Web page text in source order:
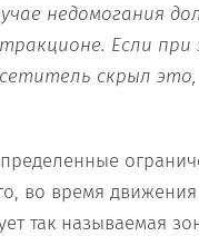
недомогания
Если
скрыл
во время движения
так называемая